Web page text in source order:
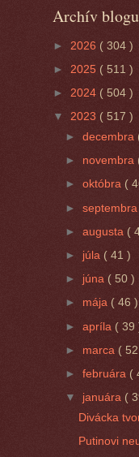
Archív blogu
► 2026 ( 304 )
► 2025 ( 511 )
► 2024 ( 504 )
▼ 2023 ( 517 )
►decembra
► novembra
►októbra (
►
►augusta (
► júla ( 41 )
► júna ( 50 )
► mája( 46 )
►apríla ( 39
► marca (
►februára (
▼ januára (
Divácka
Putinovi